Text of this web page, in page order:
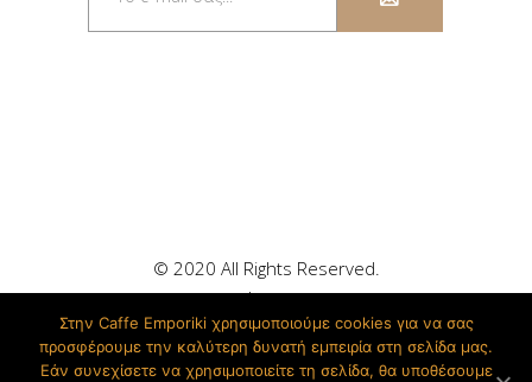
© 2020 All Rights Reserved.
Powered by #ομάδαReady – Vodafone
Στην Caffe Emporiki χρησιμοποιούμε cookies για να σας
προσφέρουμε την καλύτερη δυνατή εμπειρία στη σελίδα μας.
Εάν συνεχίσετε να χρησιμοποιείτε τη σελίδα, θα υποθέσουμε